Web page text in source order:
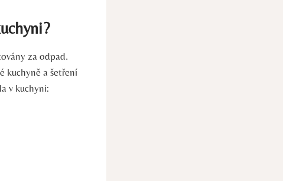
za odpad.
kuchyně a šetření
v kuchyni: